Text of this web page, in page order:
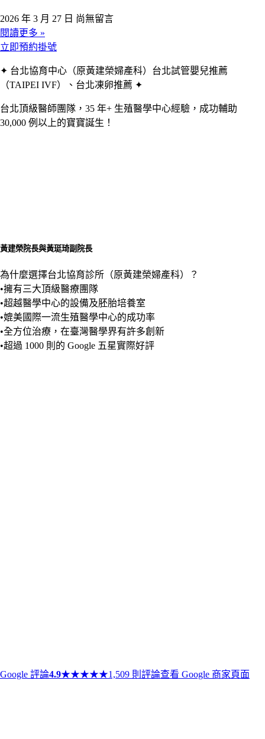
2026 年 3 月 27 日 尚無留言
閱讀更多 »
立即預約掛號
✦ 台北協育中心（原黃建榮婦產科）台北試管嬰兒推薦
（TAIPEI IVF）、台北凍卵推薦 ✦
台北頂級醫師團隊，35 年+ 生殖醫學中心經驗，成功輔助
30,000 例以上的寶寶誕生！
黃建榮院長與黃珽琦副院長
為什麼選擇台北協育診所（原黃建榮婦產科）？
•擁有三大頂級醫療團隊
•超越醫學中心的設備及胚胎培養室
•媲美國際一流生殖醫學中心的成功率
•全方位治療，在臺灣醫學界有許多創新
•超過 1000 則的 Google 五星實際好評
Google 評論4.9★★★★★1,509 則評論查看 Google 商家頁面